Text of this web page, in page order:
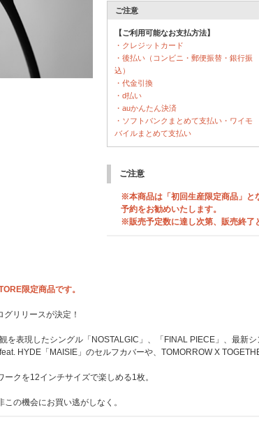
ご注意
【ご利用可能なお支払方法】
・クレジットカード
・後払い（コンビニ・郵便振替・銀行振
込）
・代金引換
・d払い
・auかんたん決済
・ソフトバンクまとめて支払い・ワイモ
バイルまとめて支払い
ご注意
※本商品は「初回生産限定商品」と
予約をお勧めいたします。
※販売予定数に達し次第、販売終了
限定商品です。
リリースが決定！
を表現したシングル「NOSTALGIC」、「FINAL PIECE」、最新
HYDE「MAISIE」のセルフカバーや、TOMORROW X
クを12インチサイズで楽しめる1枚。
この機会にお買い逃がしなく。